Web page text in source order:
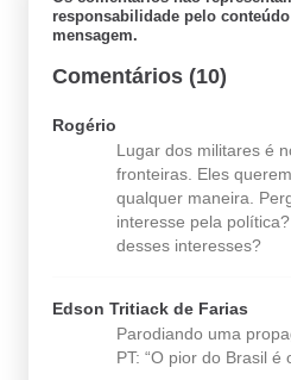
responsabilidade pelo
mensagem.
Comentários (10)
Rogério
Lugar dos militares é
fronteiras. Eles
qualquer maneira.
interesse pela
desses interesses?
Edson Tritiack de Farias
Parodiando uma
PT: “O pior do Brasil é